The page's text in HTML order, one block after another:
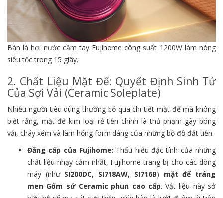
Bàn là hơi nước cầm tay Fujihome công suất 1200W làm nóng
siêu tốc trong 15 giây.
2. Chất Liệu Mặt Đế: Quyết Định Sinh Tử
Của Sợi Vải (Ceramic Soleplate)
Nhiều người tiêu dùng thường bỏ qua chi tiết mặt đế mà không
biết rằng, mặt đế kim loại rẻ tiền chính là thủ phạm gây bóng
vải, cháy xém và làm hỏng form dáng của những bộ đồ đắt tiền.
Đẳng cấp của Fujihome: Thấu hiểu đặc tính của những
chất liệu nhạy cảm nhất, Fujihome trang bị cho các dòng
máy (như SI200DC, SI718AW, SI716B) mặt đế tráng
men Gốm sứ Ceramic phun cao cấp. Vật liệu này sở